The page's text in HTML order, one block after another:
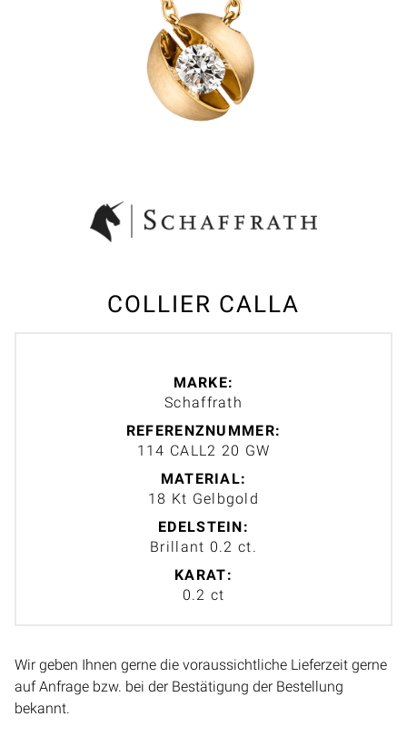
COLLIER CALLA
MARKE:
Schaffrath
REFERENZNUMMER:
114 CALL2 20 GW
MATERIAL:
18 Kt Gelbgold
EDELSTEIN:
Brillant 0.2 ct.
KARAT:
0.2 ct
Wir geben Ihnen gerne die voraussichtliche Lieferzeit gerne
auf Anfrage bzw. bei der Bestätigung der Bestellung
bekannt.